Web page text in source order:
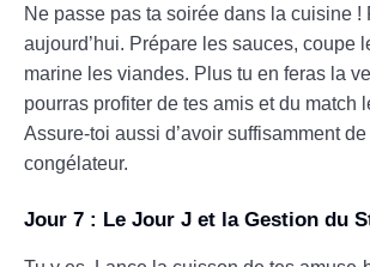
Ne passe pas ta soirée dans la cuisine !
aujourd’hui. Prépare les sauces, coupe
marine les viandes. Plus tu en feras la
pourras profiter de tes amis et du match
Assure-toi aussi d’avoir suffisamment
congélateur.
Jour 7 : Le Jour J et la Gestion du